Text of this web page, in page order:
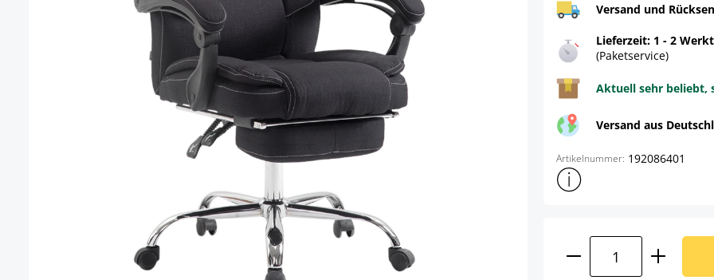
Versand und
Lieferzeit: 1 - 2
(Paketservice)
Aktuell sehr beliebt,
Versand aus
Artikelnummer: 192086401
Weitere
Produkt Anzahl: